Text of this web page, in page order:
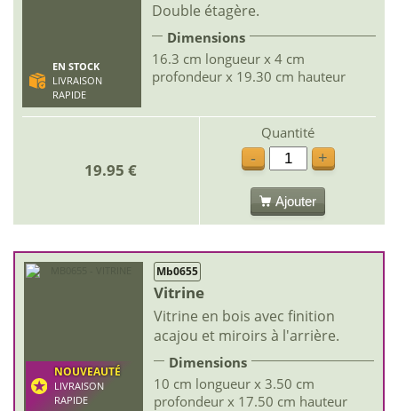
EN STOCK
LIVRAISON
RAPIDE
Double étagère.
Dimensions
16.3 cm longueur x 4 cm
profondeur x 19.30 cm hauteur
19.95 €
Quantité
-
+
Ajouter
NOUVEAUTÉ
LIVRAISON
RAPIDE
Mb0655
Vitrine
Vitrine en bois avec finition
acajou et miroirs à l'arrière.
Dimensions
10 cm longueur x 3.50 cm
profondeur x 17.50 cm hauteur